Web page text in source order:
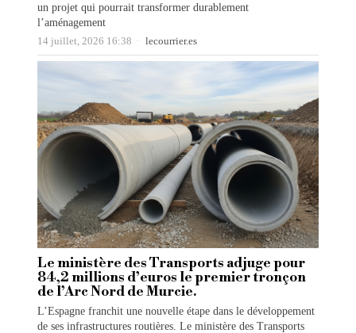
un projet qui pourrait transformer durablement
l’aménagement
14 juillet, 2026 16:38 lecourrier.es
Le ministère des Transports adjuge pour
84,2 millions d’euros le premier tronçon
de l’Arc Nord de Murcie.
L’Espagne franchit une nouvelle étape dans le développement
de ses infrastructures routières. Le ministère des Transports